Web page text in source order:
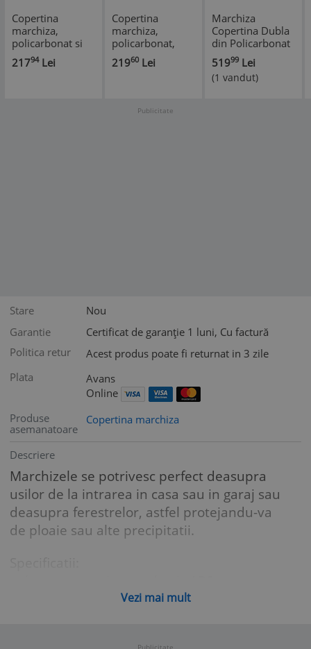
Copertina
marchiza,
policarbonat si
aluminiu,
transparent,
21794Lei
Copertina
marchiza,
policarbonat,
transparent,
100x75x23 cm
21960 Lei
Marchiza
Copertina Dubla
din Policarbonat
si Plastic ABS,
Dimensiuni
300x100cm,
51999 Lei
(1 vandut)
Publicitate
Stare
Nou
Garantie
Certificat de garanție 1 luni, Cu factură
Politica retur
Acest produs poate fi returnat in 3 zile
Plata
Avans
Online
Produse
asemanatoare
Copertina marchiza
Descriere
Marchizele se potrivesc perfect deasupra
usilor de la intrarea in casa sau in garaj sau
deasupra ferestrelor, astfel protejandu-va
de ploaie sau alte precipitatii.
- copertina: policarbonVezi mai mult
Publicitate